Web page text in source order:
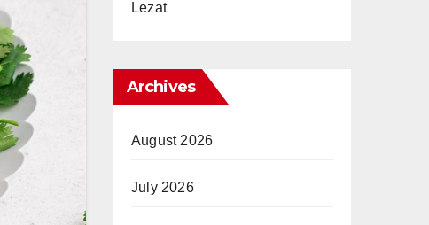
Lezat
Archives
August 2026
July 2026